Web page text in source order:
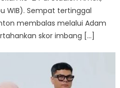
WIB). Sempat tertinggal
membalas melalui Adam
skor imbang […]